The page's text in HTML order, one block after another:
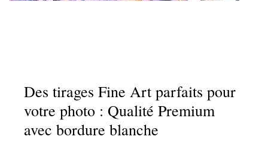
Des tirages Fine Art parfaits pour
votre photo : Qualité Premium
avec bordure blanche